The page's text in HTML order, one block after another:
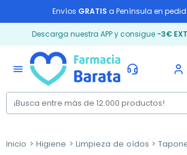
Envíos GRATIS a Península en
Descarga nuestra APP y consigue -3€
menu
Inicio Higiene Limpieza de oídos